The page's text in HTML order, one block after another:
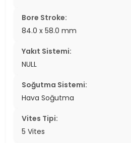
Bore Stroke:
84.0 x 58.0 mm
Yakıt Sistemi:
NULL
Soğutma Sistemi:
Hava Soğutma
Vites Tipi:
5 Vites